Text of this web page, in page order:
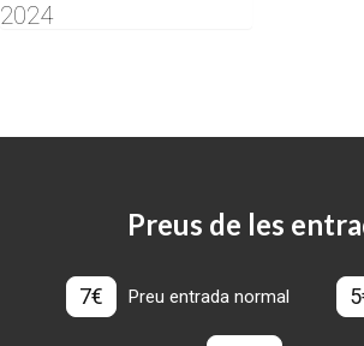
2024
Preus de les
7€ Preu entrada normal